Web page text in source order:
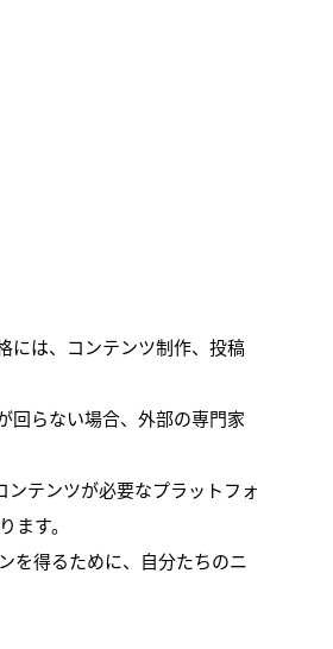
には、コンテンツ制作、投稿
回らない場合、外部の専門家
テンツが必要なプラットフォ
す。
を得るために、自分たちのニ